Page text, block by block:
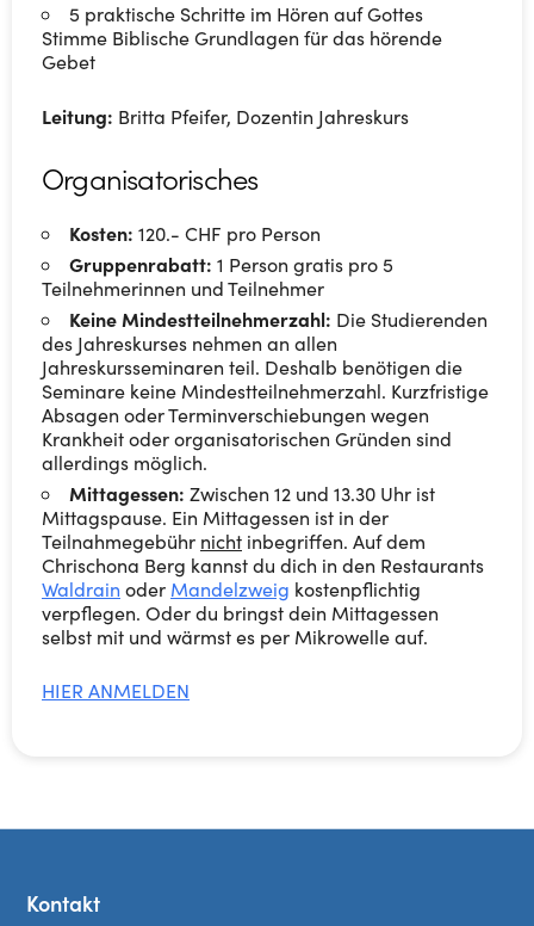
5 praktische Schritte im Hören auf Gottes
Stimme Biblische Grundlagen für das hörende
Gebet
Leitung: Britta Pfeifer, Dozentin Jahreskurs
Organisatorisches
Kosten: 120.- CHF pro Person
Gruppenrabatt: 1 Person gratis pro 5
Teilnehmerinnen und Teilnehmer
Keine Mindestteilnehmerzahl: Die Studierenden
des Jahreskurses nehmen an allen
Jahreskursseminaren teil. Deshalb benötigen die
Seminare keine Mindestteilnehmerzahl. Kurzfristige
Absagen oder Terminverschiebungen wegen
Krankheit oder organisatorischen Gründen sind
allerdings möglich.
Mittagessen: Zwischen 12 und 13.30 Uhr ist
Mittagspause. Ein Mittagessen ist in der
Teilnahmegebühr nicht inbegriffen. Auf dem
Chrischona Berg kannst du dich in den Restaurants
Waldrain oder Mandelzweig kostenpflichtig
verpflegen. Oder du bringst dein Mittagessen
selbst mit und wärmst es per Mikrowelle auf.
HIER ANMELDEN
Kontakt